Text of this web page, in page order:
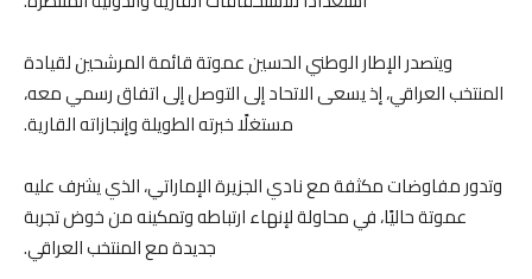
ويتصدر الإطار الوطني الحسين عموتة قائمة المرشحين لقيادة
المنتخب العراقي، إذ يسعى الاتحاد إلى التوصل إلى اتفاق رسمي معه،
مستغلًا خبرته الطويلة وإنجازاته القارية.
وتدور مفاوضات مكثفة مع نادي الجزيرة الإماراتي، الذي يشرف عليه
عموتة حاليًا، في محاولة لإنهاء ارتباطه وتمكينه من خوض تجربة
جديدة مع المنتخب العراقي.